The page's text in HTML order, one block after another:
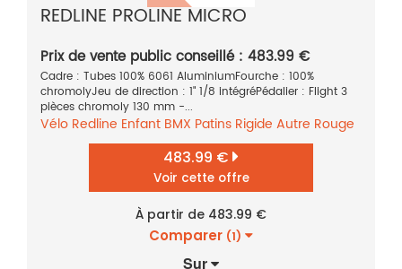
REDLINE PROLINE MICRO
Prix de vente public conseillé : 483.99 €
Cadre : Tubes 100% 6061 AluminiumFourche : 100%
chromolyJeu de direction : 1" 1/8 intégréPédalier : Flight 3
pièces chromoly 130 mm -...
Vélo Redline Enfant BMX Patins Rigide Autre Rouge
483.99 €
Voir cette offre
À partir de 483.99 €
Comparer (1)
Sur